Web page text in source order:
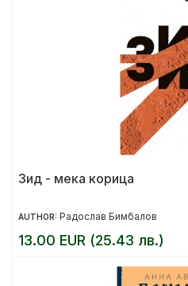
Зид - мека корица
AUTHOR: Радослав Бимбалов
13.00 EUR (25.43 лв.)